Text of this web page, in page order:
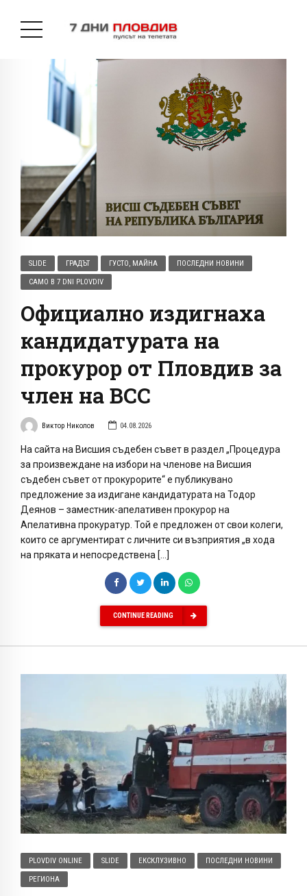
SLIDE ГРАДЪТ ГУСТО, МАЙНА ПОСЛЕДНИ НОВИНИ
САМО В 7 DNI PLOVDIV
Официално издигнаха
кандидатурата на
прокурор от Пловдив за
член на ВСС
Виктор Николов 04.08.2026
На сайта на Висшия съдебен съвет в раздел „Процедура
за произвеждане на избори на членове на Висшия
съдебен съвет от прокурорите“ е публикувано
предложение за издигане кандидатурата на Тодор
Деянов – заместник-апелативен прокурор на
Апелативна прокуратур. Той е предложен от свои колеги,
които се аргументират с личните си възприятия „в хода
на пряката и непосредствена […]
CONTINUE READING
PLOVDIV ONLINE SLIDE ЕКСКЛУЗИВНО ПОСЛЕДНИ НОВИНИ
РЕГИОНА